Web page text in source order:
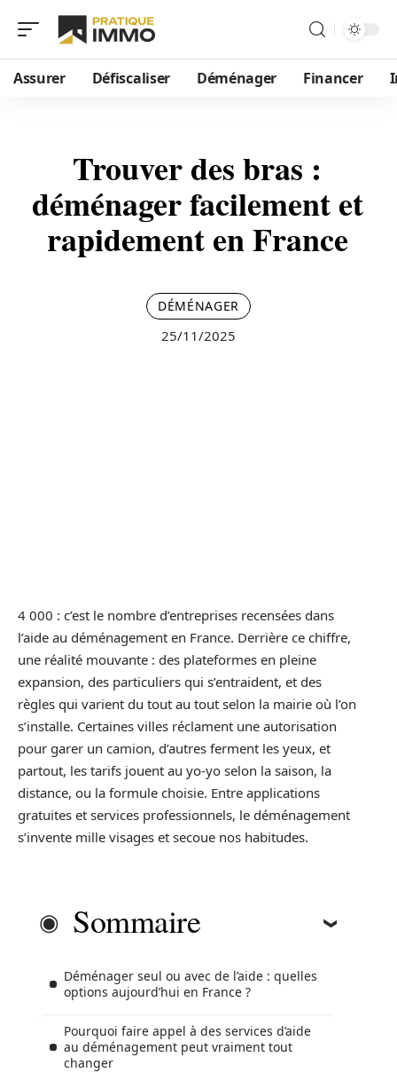
Assurer Défiscaliser Déménager Financer
Trouver des bras :
déménager facilement et
rapidement en France
DÉMÉNAGER
25/11/2025
4 000 : c’est le nombre d’entreprises recensées dans
l’aide au déménagement en France. Derrière ce chiffre,
une réalité mouvante : des plateformes en pleine
expansion, des particuliers qui s’entraident, et des
règles qui varient du tout au tout selon la mairie où l’on
s’installe. Certaines villes réclament une autorisation
pour garer un camion, d’autres ferment les yeux, et
partout, les tarifs jouent au yo-yo selon la saison, la
distance, ou la formule choisie. Entre applications
gratuites et services professionnels, le déménagement
s’invente mille visages et secoue nos habitudes.
Sommaire
Déménager seul ou avec de l’aide : quelles
options aujourd’hui en France ?
Pourquoi faire appel à des services d’aide
au déménagement peut vraiment tout
changer